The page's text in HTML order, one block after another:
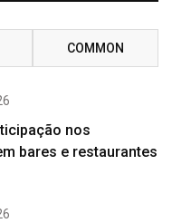
COMMON
nos
bares e restaurantes